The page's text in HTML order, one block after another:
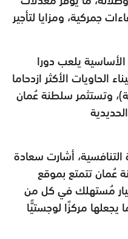
جمركية، ومزايا لتأجير
يلعب دورا
الحاويات الأكثر ازدحاما
وتستثمر سلطنة عُمان
أشارت سعادة
عُمان تتمتع بموقع
فهي بوابة لـ 3.5 مليار مُستهلك في كل من
يجعلها مركزًا لوجستيًّا